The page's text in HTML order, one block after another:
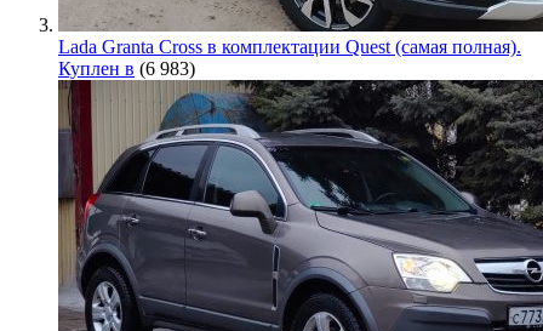
Lada Granta Cross в комплектации Quest (самая полная).
Куплен в (6 983)